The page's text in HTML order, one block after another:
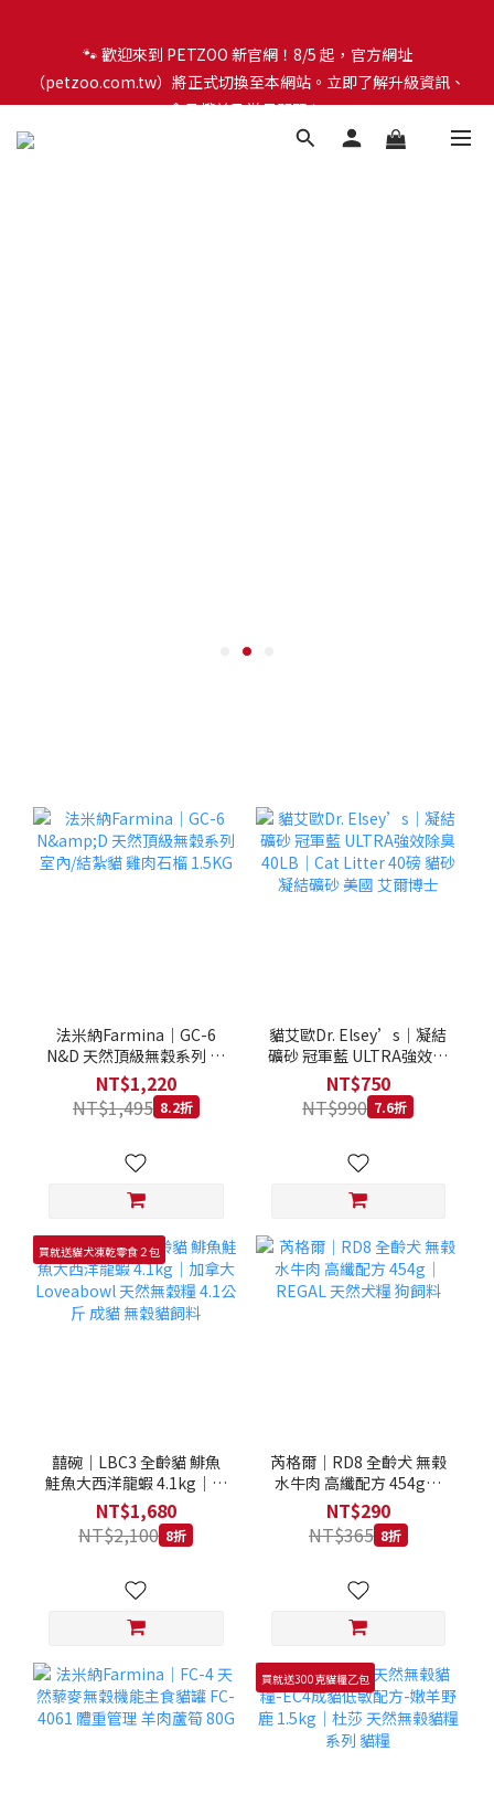
（petzoo.com.tw）將正式切換至本網站。立即了解升級資訊、
會員權益及常見問題 ＞
（petzoo.com.tw）將正式切換至本網站。立即了解升級資訊、
會員權益及常見問題 ＞
✨【新朋友見面禮】現在註冊即領 $100 購物金！全館滿 $1,500 享
法米納Farmina｜GC-6
N&D 天然頂級無穀系列 室
內/結紮貓 雞肉石榴 1.5KG
NT$1,220
NT$1,495 8.2折
貓艾歐Dr. Elsey’s｜凝結
礦砂 冠軍藍 ULTRA強效除
臭 40LB｜Cat Litter 40磅
士
NT$750
NT$990 7.6折
買就送貓犬凍乾零食２包
囍碗｜LBC3 全齡貓 鯡魚
鮭魚大西洋龍蝦 4.1kg｜加
拿大 Loveabowl 天然無穀
糧 4.1公斤 成貓 無穀貓飼
料
NT$1,680
NT$2,100 8折
芮格爾｜RD8 全齡犬 無榖
水牛肉 高纖配方 454g｜
REGAL 天然犬糧 狗飼料
NT$290
NT$365 8折
買就送300克貓糧乙包